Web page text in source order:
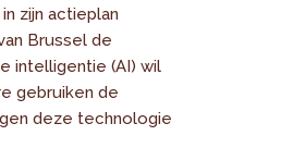
zijn actieplan
Brussel de
intelligentie (AI) wil
gebruiken de
deze technologie